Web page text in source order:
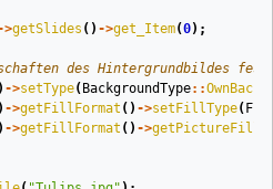
>getSlides () ->get_Item(0);
des Hintergrundbildes
->setType( BackgroundType::
->getFillFormat () ->setFillType(
->getFillFormat () ->